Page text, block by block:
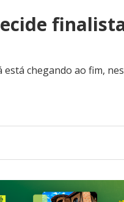
chegando ao fim,